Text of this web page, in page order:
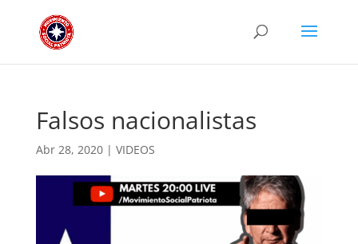
Falsos nacionalistas
Abr 28, 2020| VIDEOS